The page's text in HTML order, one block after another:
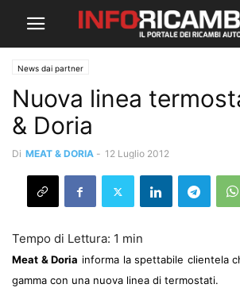
News dai partner
Nuova linea
& Doria
Di MEAT & DORIA - 12 Luglio 2012
Meat & Doria informa la spettabile clientela
gamma con una nuova linea di termostati.